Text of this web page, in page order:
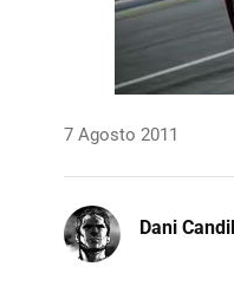
7 Agosto 2011
Dani Candil